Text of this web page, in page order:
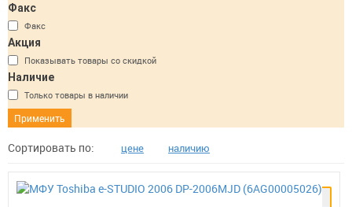
Факс
Факс
Акция
Показывать товары со скидкой
Наличие
Только товары в наличии
Сортировать по: цене наличию
Заказать